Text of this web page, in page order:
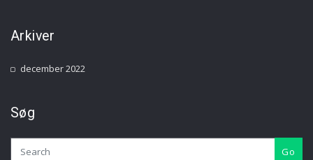
Arkiver
december 2022
Søg
Go